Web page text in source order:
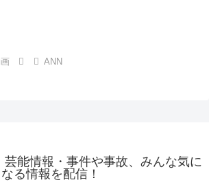
ANN
芸能情報・事件や事故、みんな気に
なる情報を配信！